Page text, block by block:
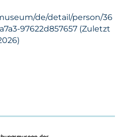
de/detail/person/36
97622d857657 (Zuletzt